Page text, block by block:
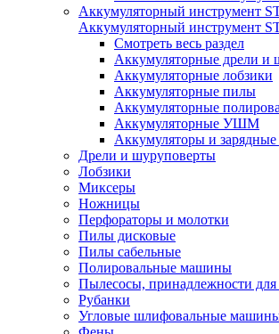
Аккумуляторный инструмент
Аккумуляторный инструмент
Смотреть весь раздел
Аккумуляторные дрели и
Аккумуляторные лобзики
Аккумуляторные пилы
Аккумуляторные
Аккумуляторные УШМ
Аккумуляторы и зарядные
Дрели и шуруповерты
Лобзики
Миксеры
Ножницы
Перфораторы и молотки
Пилы дисковые
Пилы сабельные
Полировальные машины
Пылесосы, принадлежности для
Рубанки
Угловые шлифовальные